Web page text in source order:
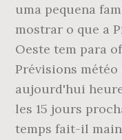
uma pequena
mostrar o que a
Oeste tem para
Prévisions
aujourd'hui
les 15 jours
temps fait-il